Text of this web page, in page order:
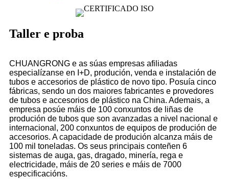
Taller e proba
CHUANGRONG e as súas empresas afiliadas
especialízanse en I+D, produción, venda e instalación de
tubos e accesorios de plástico de novo tipo. Posuía cinco
fábricas, sendo un dos maiores fabricantes e provedores
de tubos e accesorios de plástico na China. Ademais, a
empresa posúe máis de 100 conxuntos de liñas de
produción de tubos que son avanzadas a nivel nacional e
internacional, 200 conxuntos de equipos de produción de
accesorios. A capacidade de produción alcanza máis de
100 mil toneladas. Os seus principais conteñen 6
sistemas de auga, gas, dragado, minería, rega e
electricidade, máis de 20 series e máis de 7000
especificacións.